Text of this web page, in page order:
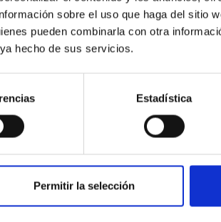
sobre el uso que haga del sitio
pueden combinarla con otra
hecho de sus servicios.
Estadística
Permitir la selección
Galaxies of M81 (Bode Galaxy), including
Galaxy)